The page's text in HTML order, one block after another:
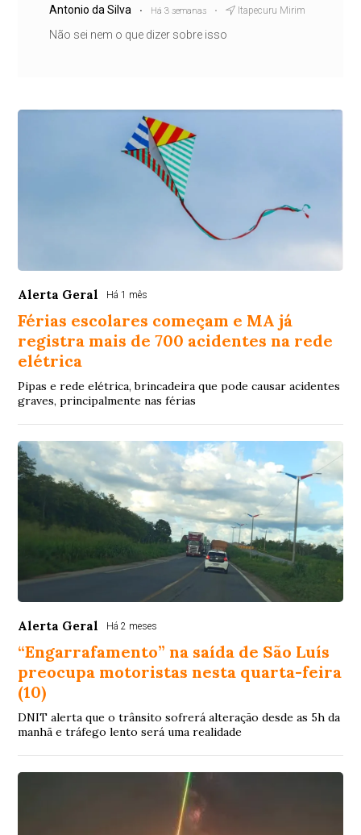
Antonio da Silva Há 3 semanas Itapecuru Mirim
Não sei nem o que dizer sobre isso
Alerta Geral Há 1 mês
Férias escolares começam e MA já
registra mais de 700 acidentes na rede
elétrica
Pipas e rede elétrica, brincadeira que pode causar acidentes
graves, principalmente nas férias
Alerta Geral Há 2 meses
“Engarrafamento” na saída de São Luís
preocupa motoristas nesta quarta-feira
(10)
DNIT alerta que o trânsito sofrerá alteração desde as 5h da
manhã e tráfego lento será uma realidade